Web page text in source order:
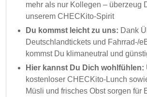
mehr als nur Kollegen – überzeug
unserem CHECKito-Spirit
Du kommst leicht zu uns: Dank
Deutschlandtickets und Fahrrad-/
kommst Du klimaneutral und
Hier kannst Du Dich wohlfühlen:
kostenloser CHECKito-Lunch
Müsli und frisches Obst sorgen für